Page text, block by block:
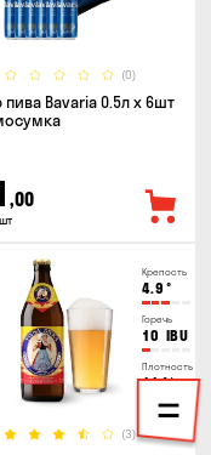
(0)
пива Bavaria 0.5л х 6шт
,00
Крепость
4.9 °
Горечь
10 IBU
Плотность
11%
(3)